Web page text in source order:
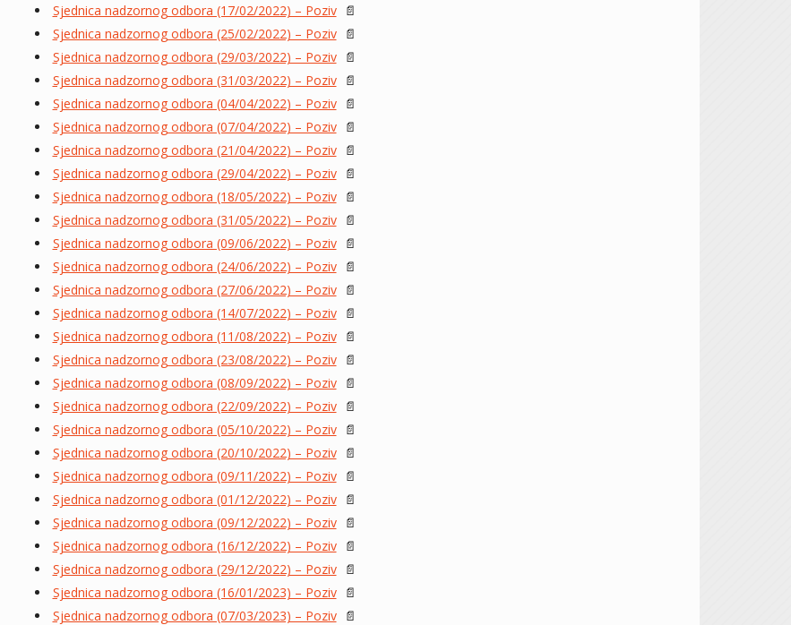
Sjednica nadzornog odbora (17/02/2022) – Poziv📄
Sjednica nadzornog odbora (25/02/2022) – Poziv📄
Sjednica nadzornog odbora (29/03/2022) – Poziv📄
Sjednica nadzornog odbora (31/03/2022) – Poziv📄
Sjednica nadzornog odbora (04/04/2022) – Poziv📄
Sjednica nadzornog odbora (07/04/2022) – Poziv📄
Sjednica nadzornog odbora (21/04/2022) – Poziv📄
Sjednica nadzornog odbora (29/04/2022) – Poziv📄
Sjednica nadzornog odbora (18/05/2022) – Poziv📄
Sjednica nadzornog odbora (31/05/2022) – Poziv📄
Sjednica nadzornog odbora (09/06/2022) – Poziv📄
Sjednica nadzornog odbora (24/06/2022) – Poziv📄
Sjednica nadzornog odbora (27/06/2022) – Poziv📄
Sjednica nadzornog odbora (14/07/2022) – Poziv📄
Sjednica nadzornog odbora (11/08/2022) – Poziv📄
Sjednica nadzornog odbora (23/08/2022) – Poziv📄
Sjednica nadzornog odbora (08/09/2022) – Poziv📄
Sjednica nadzornog odbora (22/09/2022) – Poziv📄
Sjednica nadzornog odbora (05/10/2022) – Poziv📄
Sjednica nadzornog odbora (20/10/2022) – Poziv📄
Sjednica nadzornog odbora (09/11/2022) – Poziv📄
Sjednica nadzornog odbora (01/12/2022) – Poziv📄
Sjednica nadzornog odbora (09/12/2022) – Poziv📄
Sjednica nadzornog odbora (16/12/2022) – Poziv📄
Sjednica nadzornog odbora (29/12/2022) – Poziv📄
Sjednica nadzornog odbora (16/01/2023) – Poziv📄
Sjednica nadzornog odbora (07/03/2023) – Poziv📄